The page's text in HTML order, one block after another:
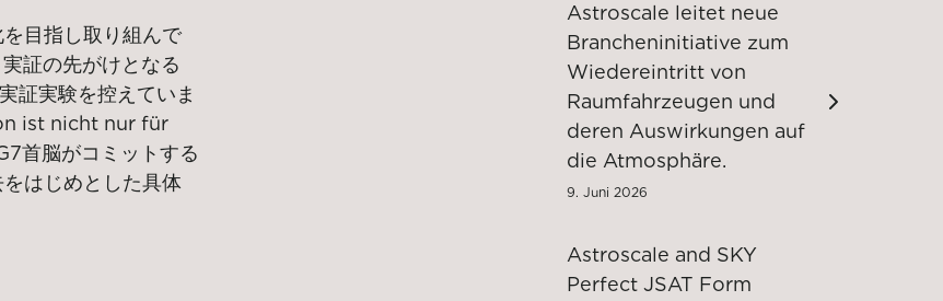
目指し取り組んで
実証の先がけとなる
証実験を控えていま
ist nicht nur für
首脳がコミットする
はじめとした具体
Astroscale leitet neue
Brancheninitiative zum
Wiedereintritt von
Raumfahrzeugen und
deren Auswirkungen auf
die Atmosphäre.
9. Juni 2026
Astroscale and SKY
Perfect JSAT Form